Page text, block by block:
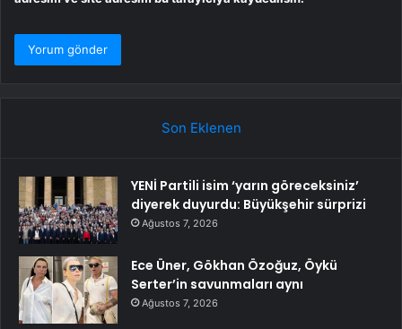
Son Eklenen
YENİ Partili isim ‘yarın göreceksiniz’
diyerek duyurdu: Büyükşehir sürprizi
Ağustos 7, 2026
Ece Üner, Gökhan Özoğuz, Öykü
Serter’in savunmaları aynı
Ağustos 7, 2026